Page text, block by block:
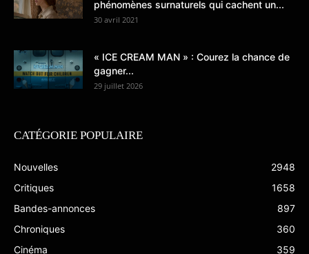
phénomènes surnaturels qui cachent un...
30 avril 2021
« ICE CREAM MAN » : Courez la chance de
gagner...
29 juillet 2026
CATÉGORIE POPULAIRE
Nouvelles
2948
Critiques
1658
Bandes-annonces
897
Chroniques
360
Cinéma
359